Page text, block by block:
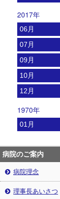
2017年
06月
07月
09月
10月
12月
1970年
01月
病院のご案内
病院理念
理事長あいさつ